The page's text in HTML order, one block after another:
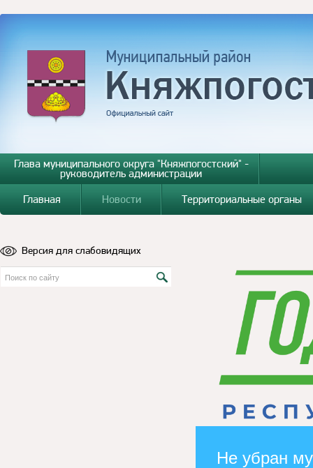
Глава муниципального округа "Княжпогостский" -
руководитель администрации
Главная
Новости Территориальные органы
Версия для слабовидящих
Не убран